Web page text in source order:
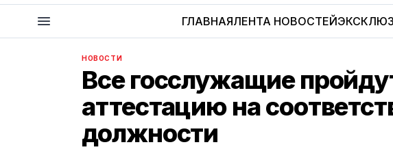
ГЛАВНАЯЛЕНТА НОВОСТЕЙ
НОВОСТИ
Все госслужащие
аттестацию на
должности